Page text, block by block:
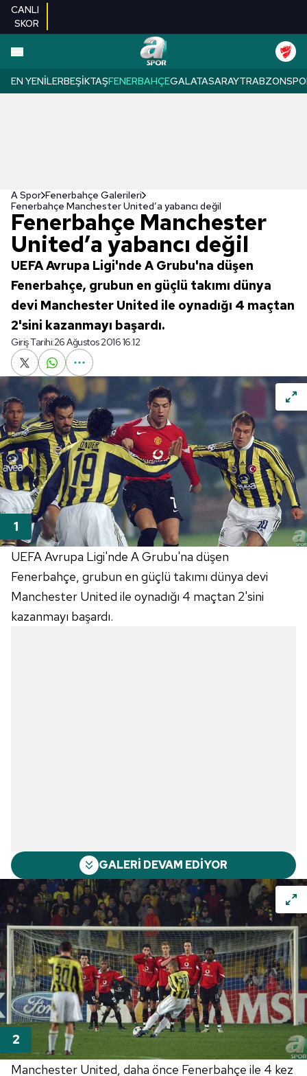
CANLI
SKOR
EN YENILERBEŞIKTAŞFENERBAHÇEGALATASARAY
A Spor Fenerbahçe Galerileri
Fenerbahçe Manchester United’a yabancı değil
Fenerbahçe Manchester
United’a yabancı değil
UEFA Avrupa Ligi'nde A Grubu'na düşen
Fenerbahçe, grubun en güçlü takımı dünya
devi Manchester United ile oynadığı 4 maçtan
2'sini kazanmayı başardı.
Giriş Tarihi:26 Ağustos 2016 16:12
UEFA Avrupa Ligi'nde A Grubu'na düşen
Fenerbahçe, grubun en güçlü takımı dünya devi
Manchester United ile oynadığı 4 maçtan 2'sini
kazanmayı başardı.
GALERİ DEVAM EDİYOR
Manchester United, daha önce Fenerbahçe ile 4 kez